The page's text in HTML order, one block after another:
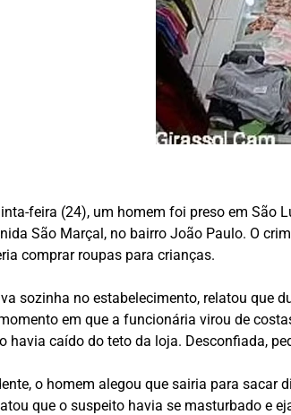
feira (24), um homem foi preso em São
São Marçal, no bairro João Paulo. O
comprar roupas para crianças.
sozinha no estabelecimento, relatou que
em que a funcionária virou de
havia caído do teto da loja. Desconfiada,
o homem alegou que sairia para sacar
que o suspeito havia se masturbado e